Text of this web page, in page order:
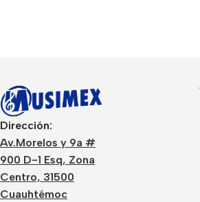
Dirección:
Av.Morelos y 9a #
900 D-1 Esq, Zona
Centro, 31500
Cuauhtémoc